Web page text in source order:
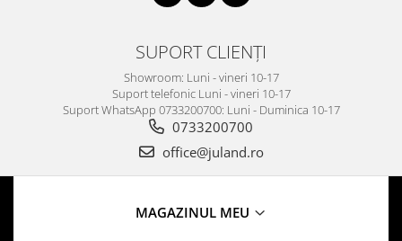
SUPORT CLIENȚI
Showroom: Luni - vineri 10-17
Suport telefonic Luni - vineri 10-17
Suport WhatsApp 0733200700: Luni - Duminica 10-17
0733200700
office@juland.ro
MAGAZINUL MEU